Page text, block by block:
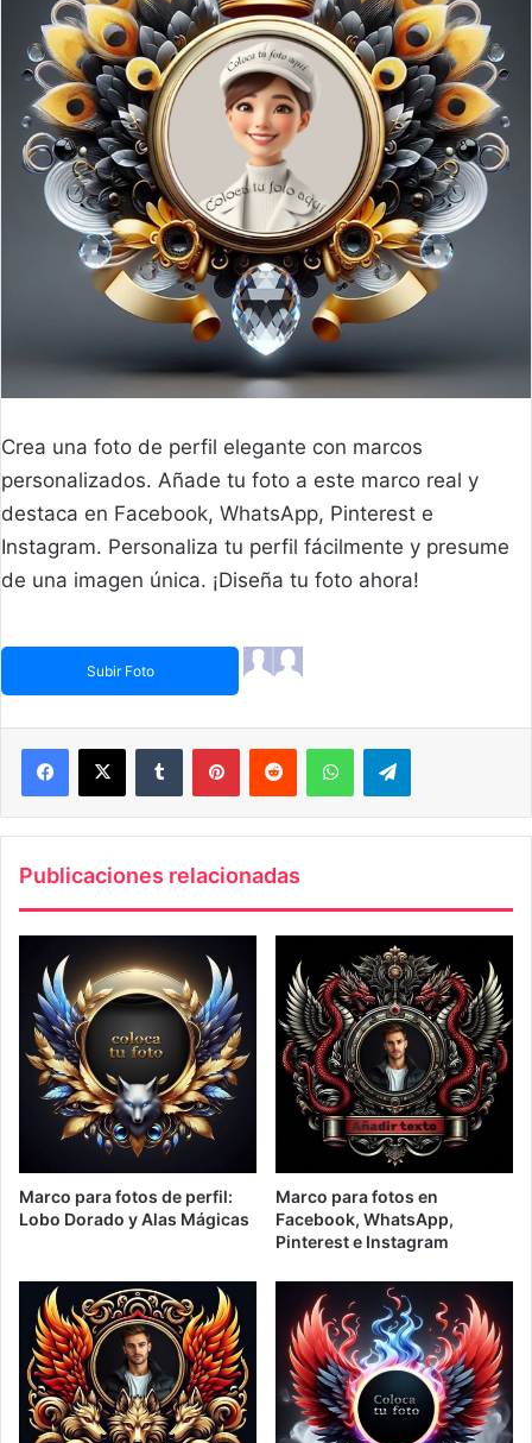
Crea una foto de perfil elegante con marcos
personalizados. Añade tu foto a este marco real y
destaca en Facebook, WhatsApp, Pinterest e
Instagram. Personaliza tu perfil fácilmente y presume
de una imagen única. ¡Diseña tu foto ahora!
Subir Foto
Facebook
X Tumblr PinterestReddit WhatsAppTelegram
Publicaciones relacionadas
Marco para fotos de perfil:
Lobo Dorado y Alas Mágicas
Marco para fotos en
Facebook, WhatsApp,
Pinterest e Instagram